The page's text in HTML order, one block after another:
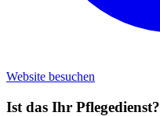
Website besuchen
Ist das Ihr Pflegedienst?